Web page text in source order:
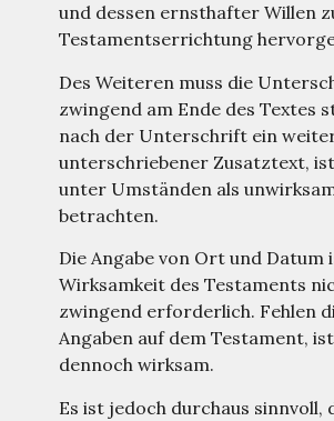
und dessen ernsthafter Willen
Testamentserrichtung
Des Weiteren muss die
zwingend am Ende des Textes
nach der Unterschrift ein
unterschriebener Zusatztext,
unter Umständen als
betrachten.
Die Angabe von Ort und Datum
Wirksamkeit des Testaments
zwingend erforderlich. Fehlen
Angaben auf dem Testament,
dennoch wirksam.
Es ist jedoch durchaus sinnvoll,